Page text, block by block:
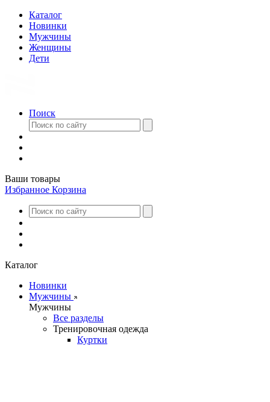
Каталог
Новинки
Мужчины
Женщины
Дети
Поиск
Ваши товары
Избранное Корзина
Каталог
Новинки
Мужчины
Мужчины
Все разделы
Тренировочная одежда
Куртки